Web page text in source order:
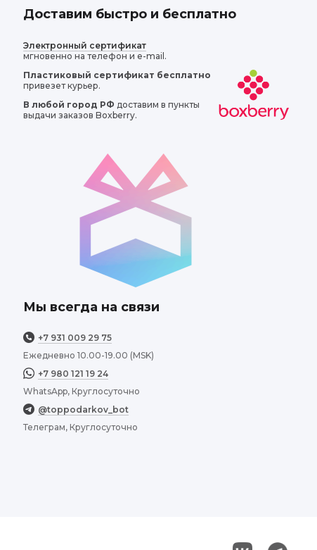
Доставим быстро и бесплатно
Электронный сертификат
мгновенно на телефон и e-mail.
Пластиковый сертификат бесплатно
привезет курьер.
В любой город РФ доставим в пункты
выдачи заказов Boxberry.
Мы всегда на связи
+7 931 009 29 75
Ежедневно 10.00-19.00 (MSK)
+7 980 121 19 24
WhatsApp, Круглосуточно
@toppodarkov_bot
Телеграм, Круглосуточно